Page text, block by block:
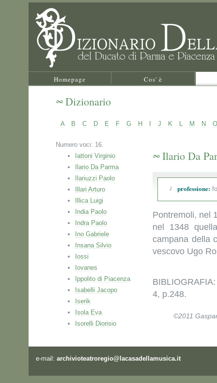
Homepage Cos' è
Dizionario
A B C D E F G H J K L M N O
Numero voci: 16.
Iattoni Virginio
Ilario Da Parma
Ilariuzzi Paolo
Illari Arturo
Illica Luigi
India Paolo
Indra Paolo
Ino Gabriele
Insana Silvio
Iossi
Iovanes
Ippolito di Piacenza
Isabelli Jacopo
Iserik
Isola Eva
Isorelli Diorisio
Ilario Da
professione:
Pontremoli, nel
nel 1348
campana della
vescovo Ugo
4, p.248.
©2011
e-mail: archivioteatroregio@lacasadellamusica.it